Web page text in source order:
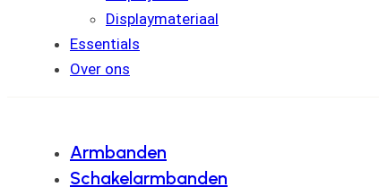
Displaymateriaal
Essentials
Over ons
Armbanden
Schakelarmbanden